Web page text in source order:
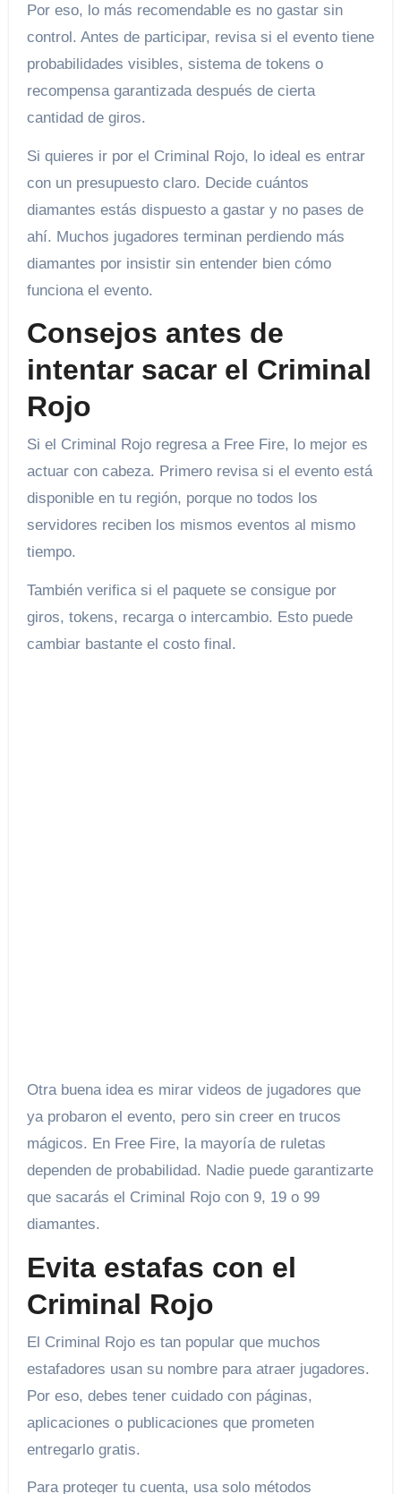
Por eso, lo más recomendable es no gastar sin
control. Antes de participar, revisa si el evento tiene
probabilidades visibles, sistema de tokens o
recompensa garantizada después de cierta
cantidad de giros.
Si quieres ir por el Criminal Rojo, lo ideal es entrar
con un presupuesto claro. Decide cuántos
diamantes estás dispuesto a gastar y no pases de
ahí. Muchos jugadores terminan perdiendo más
diamantes por insistir sin entender bien cómo
funciona el evento.
Consejos antes de
intentar sacar el Criminal
Rojo
Si el Criminal Rojo regresa a Free Fire, lo mejor es
actuar con cabeza. Primero revisa si el evento está
disponible en tu región, porque no todos los
servidores reciben los mismos eventos al mismo
tiempo.
También verifica si el paquete se consigue por
giros, tokens, recarga o intercambio. Esto puede
cambiar bastante el costo final.
Otra buena idea es mirar videos de jugadores que
ya probaron el evento, pero sin creer en trucos
mágicos. En Free Fire, la mayoría de ruletas
dependen de probabilidad. Nadie puede garantizarte
que sacarás el Criminal Rojo con 9, 19 o 99
diamantes.
Evita estafas con el
Criminal Rojo
El Criminal Rojo es tan popular que muchos
estafadores usan su nombre para atraer jugadores.
Por eso, debes tener cuidado con páginas,
aplicaciones o publicaciones que prometen
entregarlo gratis.
Para proteger tu cuenta, usa solo métodos